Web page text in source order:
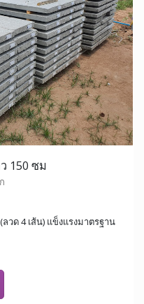
150 ซม
วด 4 เส้น) แข็งแรงมาตรฐาน